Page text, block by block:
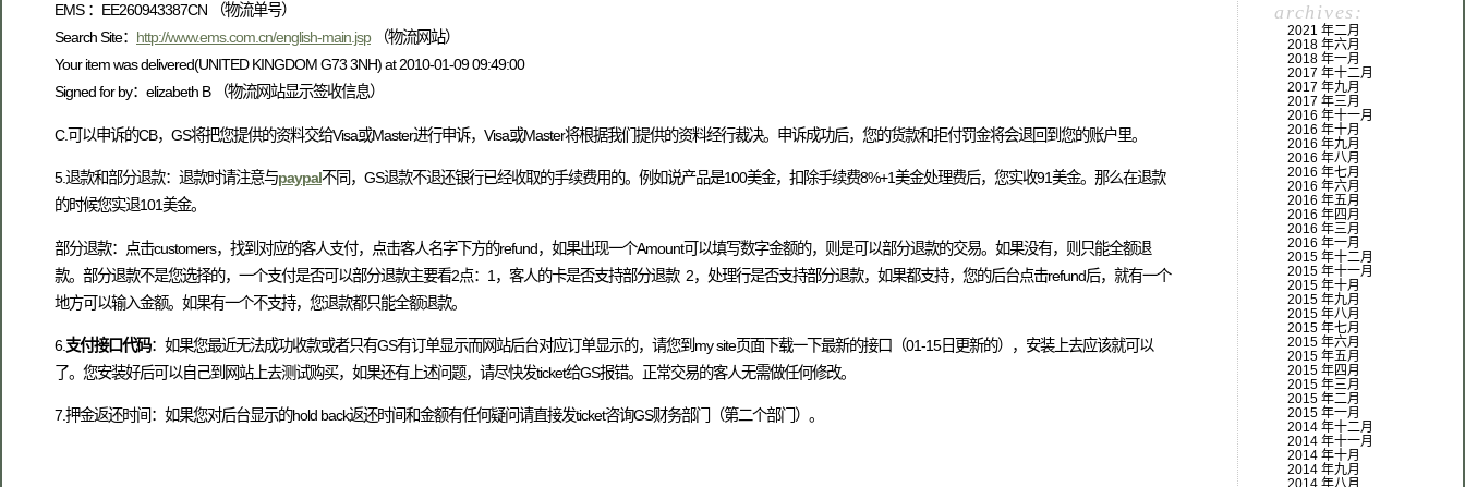
EMS ：EE260943387CN （物流单号）
Search Site： http://www.ems.com.cn/english-main.jsp（物流网站）
Your item was delivered(UNITED KINGDOM G73 3NH) at 2010-01-09 09:49:00
Signed for by：elizabeth B （物流网站显示签收信息）
C.可以申诉的CB，GS将把您提供的资料交给Visa或Master进行申诉，Visa或Master将根据我们提供的资料经行裁决。申诉成功后，您的货款和拒付罚金将会退回到您的账户里。
5.退款和部分退款：退款时请注意与paypal不同，GS退款不退还银行已经收取的手续费用的。例如说产品是100美金，扣除手续费8%+1美金处理费后，您实收91美金。那么在退款
的时候您实退101美金。
部分退款：点击customers，找到对应的客人支付，点击客人名字下方的refund，如果出现一个Amount可以填写数字金额的，则是可以部分退款的交易。如果没有，则只能全额退
款。部分退款不是您选择的，一个支付是否可以部分退款主要看2点：1，客人的卡是否支持部分退款 2，处理行是否支持部分退款，如果都支持，您的后台点击refund后，就有一个
地方可以输入金额。如果有一个不支持，您退款都只能全额退款。
6.支付接口代码：如果您最近无法成功收款或者只有GS有订单显示而网站后台对应订单显示的，请您到my site页面下载一下最新的接口（01-15日更新的），安装上去应该就可以
了。您安装好后可以自己到网站上去测试购买，如果还有上述问题，请尽快发ticket给GS报错。正常交易的客人无需做任何修改。
7.押金返还时间：如果您对后台显示的hold back返还时间和金额有任何疑问请直接发ticket咨询GS财务部门（第二个部门）。
archives:
2021 年二月
2018 年六月
2018 年一月
2017 年十二月
2017 年九月
2017 年三月
2016 年十一月
2016 年十月
2016 年九月
2016 年八月
2016 年七月
2016 年六月
2016 年五月
2016 年四月
2016 年三月
2016 年一月
2015 年十二月
2015 年十一月
2015 年十月
2015 年九月
2015 年八月
2015 年七月
2015 年六月
2015 年五月
2015 年四月
2015 年三月
2015 年二月
2015 年一月
2014 年十二月
2014 年十一月
2014 年十月
2014 年九月
2014 年八月